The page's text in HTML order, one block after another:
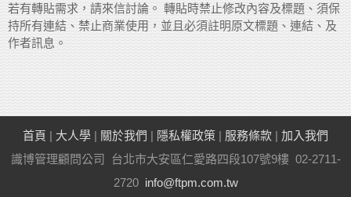
若有轉貼需求，請來信討論。 轉貼時禁止修改內容及標題、須保
持所有連結、禁止商業使用，並且必須註明原文標題、連結、及
作者訊息。
首頁 | 大人學 | 關於我們 | 隱私權政策 | 服務條款 | 加入我們
識博管理顧問公司 台北市大安區仁愛路四段107號9樓 02-2711-
2720 info@ftpm.com.tw